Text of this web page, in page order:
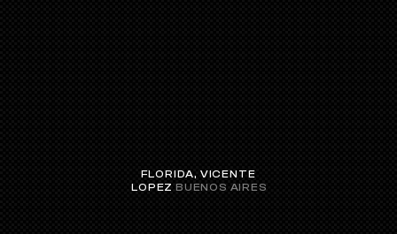
FLORIDA, VICENTE
LOPEZ BUENOS AIRES